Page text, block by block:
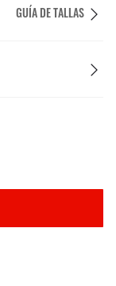
GUÍA DE TALLAS